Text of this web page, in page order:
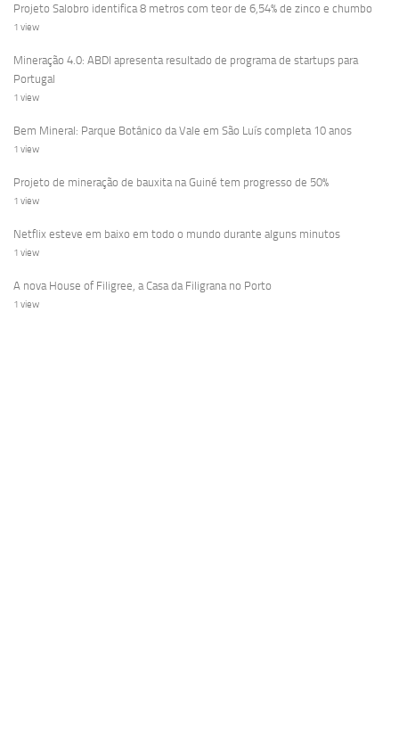
Projeto Salobro identifica 8 metros com teor de 6,54% de zinco e chumbo
1 view
Mineração 4.0: ABDI apresenta resultado de programa de startups para
Portugal
1 view
Bem Mineral: Parque Botânico da Vale em São Luís completa 10 anos
1 view
Projeto de mineração de bauxita na Guiné tem progresso de 50%
1 view
Netflix esteve em baixo em todo o mundo durante alguns minutos
1 view
A nova House of Filigree, a Casa da Filigrana no Porto
1 view